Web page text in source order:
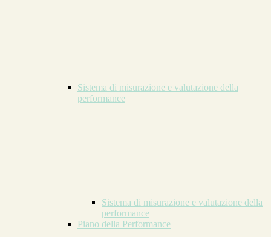
Sistema di misurazione e valutazione della
performance
Sistema di misurazione e valutazione della
performance
Piano della Performance